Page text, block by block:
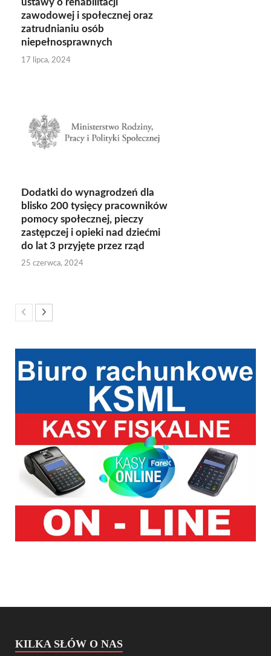
ustawy o rehabilitacji
zawodowej i społecznej oraz
zatrudnianiu osób
niepełnosprawnych
17 lipca, 2024
Dodatki do wynagrodzeń dla
blisko 200 tysięcy pracowników
pomocy społecznej, pieczy
zastępczej i opieki nad dziećmi
do lat 3 przyjęte przez rząd
25 czerwca, 2024
KILKA SŁÓW O NAS